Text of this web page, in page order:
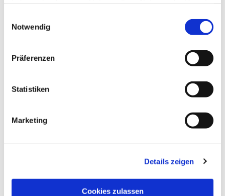
Notwendig
Präferenzen
Statistiken
Marketing
Details zeigen
Cookies zulassen